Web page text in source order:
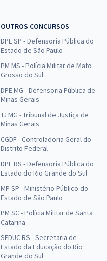
OUTROS CONCURSOS
DPE SP - Defensoria Pública do
Estado de São Paulo
PM MS - Polícia Militar de Mato
Grosso do Sul
DPE MG - Defensoria Pública de
Minas Gerais
TJ MG - Tribunal de Justiça de
Minas Gerais
CGDF - Controladoria Geral do
Distrito Federal
DPE RS - Defensoria Pública do
Estado do Rio Grande do Sul
MP SP - Ministério Público do
Estado de São Paulo
PM SC - Polícia Militar de Santa
Catarina
SEDUC RS - Secretaria de
Estado da Educação do Rio
Grande do Sul